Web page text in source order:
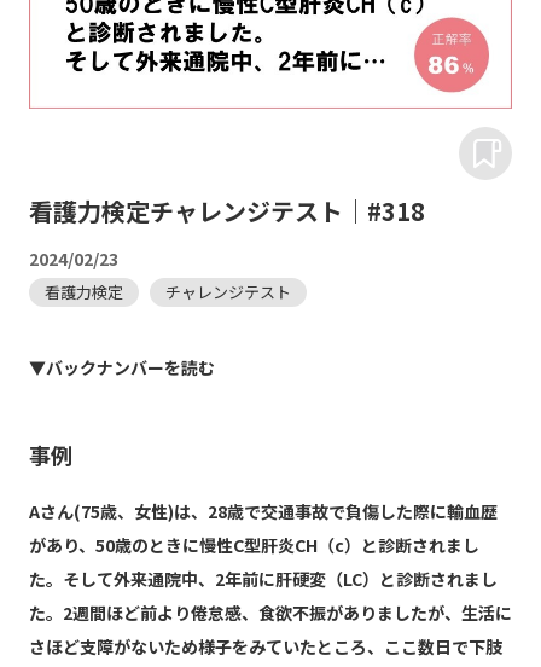
看護力検定チャレンジテスト｜#318
2024/02/23
看護力検定 チャレンジテスト
▼バックナンバーを読む
事例
Aさん(75歳、女性)は、28歳で交通事故で負傷した際に輸血歴
があり、50歳のときに慢性C型肝炎CH（c）と診断されまし
た。そして外来通院中、2年前に肝硬変（LC）と診断されまし
た。2週間ほど前より倦怠感、食欲不振がありましたが、生活に
さほど支障がないため様子をみていたところ、ここ数日で下肢